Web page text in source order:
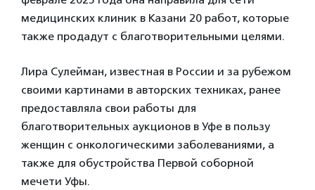
медицинских клиник в Казани 20 работ, которые
также продадут с благотворительными целями.
Лира Сулейман, известная в России и за рубежом
своими картинами в авторских техниках, ранее
предоставляла свои работы для
благотворительных аукционов в Уфе в пользу
женщин с онкологическими заболеваниями, а
также для обустройства Первой соборной
мечети Уфы.